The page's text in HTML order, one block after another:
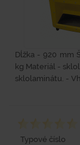
Dĺžka - 920 mm
kg Materiál -
sklolaminátu. -
Typové číslo